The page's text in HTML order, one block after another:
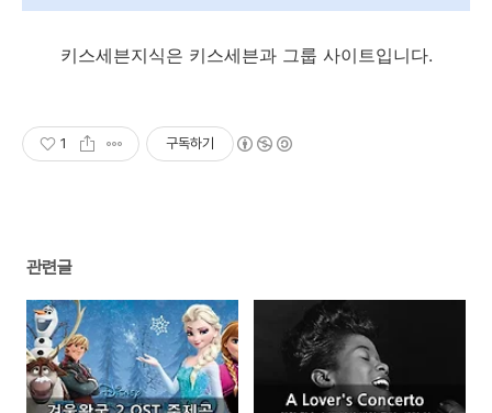
키스세븐지식은 키스세븐과 그룹 사이트입니다.
1 구독하기
관련글